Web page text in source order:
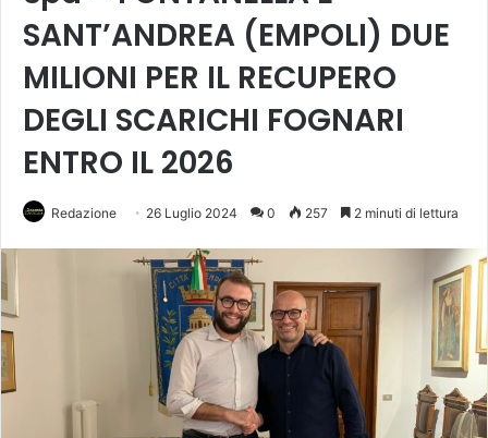
SANT’ANDREA (EMPOLI) DUE
MILIONI PER IL RECUPERO
DEGLI SCARICHI FOGNARI
ENTRO IL 2026
Redazione 26 Luglio 2024 0 257 2 minuti di lettura